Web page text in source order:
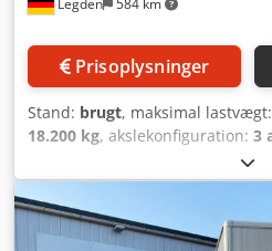
sidepolstring Midtersøjle-
Legden 584 km
Prisoplysninger
Stand: brugt, maksimal lastvægt:
18.200 kg, akslekonfiguration: 3
2.385 mm, lastepladshøjde:
bagklap med lift
, * Eget
mellemdæk med 2